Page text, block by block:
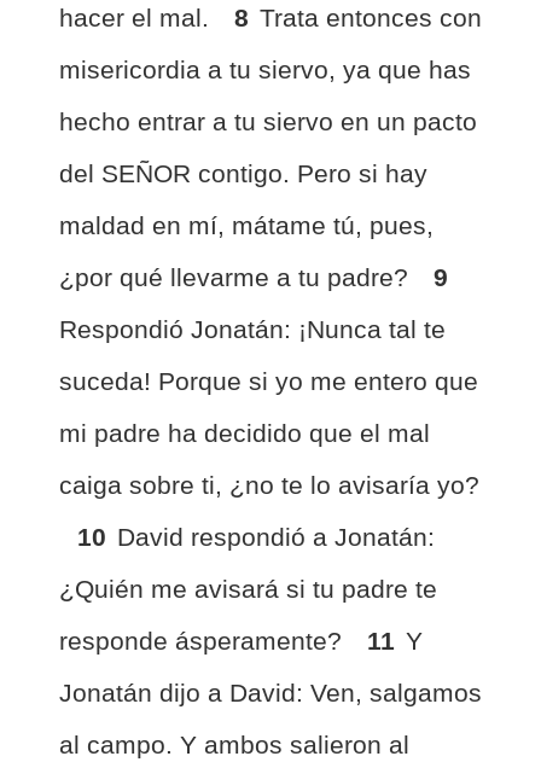
hacer el mal.
8 Trata entonces con
misericordia a tu siervo, ya que has
hecho entrar a tu siervo en un pacto
del SEÑOR contigo. Pero si hay
maldad en mí, mátame tú, pues,
¿por qué llevarme a tu padre?
9
Respondió Jonatán: ¡Nunca tal te
suceda! Porque si yo me entero que
mi padre ha decidido que el mal
caiga sobre ti, ¿no te lo avisaría yo?
10 David respondió a Jonatán:
¿Quién me avisará si tu padre te
responde ásperamente?
11 Y
Jonatán dijo a David: Ven, salgamos
al campo. Y ambos salieron al